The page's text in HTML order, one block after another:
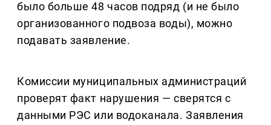
было больше 48 часов подряд (и не было
организованного подвоза воды), можно
подавать заявление.
Комиссии муниципальных администраций
проверят факт нарушения — сверятся с
данными РЭС или водоканала. Заявления